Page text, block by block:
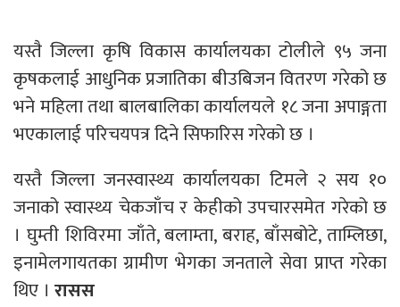
यस्तै जिल्ला कृषि विकास कार्यालयका टोलीले ९५ जना
कृषकलाई आधुनिक प्रजातिका बीउबिजन वितरण गरेको छ
भने महिला तथा बालबालिका कार्यालयले १८ जना अपाङ्गता
भएकालाई परिचयपत्र दिने सिफारिस गरेको छ ।
यस्तै जिल्ला जनस्वास्थ्य कार्यालयका टिमले २ सय १०
जनाको स्वास्थ्य चेकजाँच र केहीको उपचारसमेत गरेको छ
। घुम्ती शिविरमा जाँते, बलाम्ता, बराह, बाँसबोटे, ताम्लिछा,
इनामेलगायतका ग्रामीण भेगका जनताले सेवा प्राप्त गरेका
थिए । रासस